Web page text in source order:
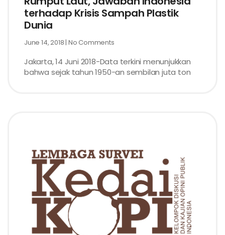
terhadap Krisis Sampah Plastik
Dunia
June 14, 2018 No Comments
Jakarta, 14 Juni 2018-Data terkini menunjukkan
bahwa sejak tahun 1950-an sembilan juta ton